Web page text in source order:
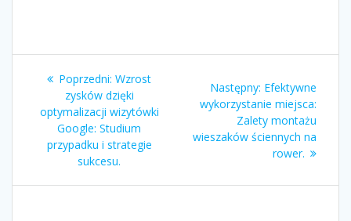
Nawigacja
wpisu
Poprzedni: Poprzedni
wpis:
Wzrost
zysków dzięki
optymalizacji wizytówki
Google: Studium
przypadku i strategie
sukcesu.
Następny: Następny
wpis:
Efektywne
wykorzystanie miejsca:
Zalety montażu
wieszaków ściennych na
rower.